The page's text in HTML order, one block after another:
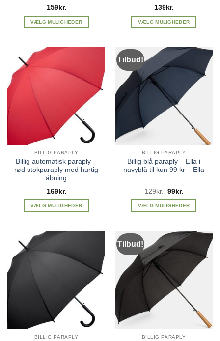
159kr.
VÆLG MULIGHEDER
har
varianter.
Mulighederne
varesiden
139kr.
VÆLG MULIGHEDER
flere
Mulighederne
kan
vælges
varesiden
BILLIG PARAPLY
Billig automatisk paraply –
rød stokparaply med hurtig
åbning
169kr.
VÆLG MULIGHEDER
varianter.
Mulighederne
varesiden
Tilbud!
BILLIG PARAPLY
Billig blå paraply – Ella i
navyblå til kun 99 kr – Ella
129kr. Den
pris
var:
99 kr.
pris
er:
VÆLG MULIGHEDER
har
flere
varianter.
Mulighederne
kan
vælges
på
varesiden
BILLIG PARAPLY
Tilbud!
BILLIG PARAPLY